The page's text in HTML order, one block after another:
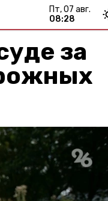
пт, 07 авг.
08:28
за